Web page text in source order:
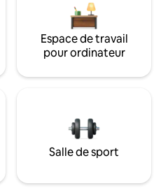
Espace de travail
pour ordinateur
Salle de sport